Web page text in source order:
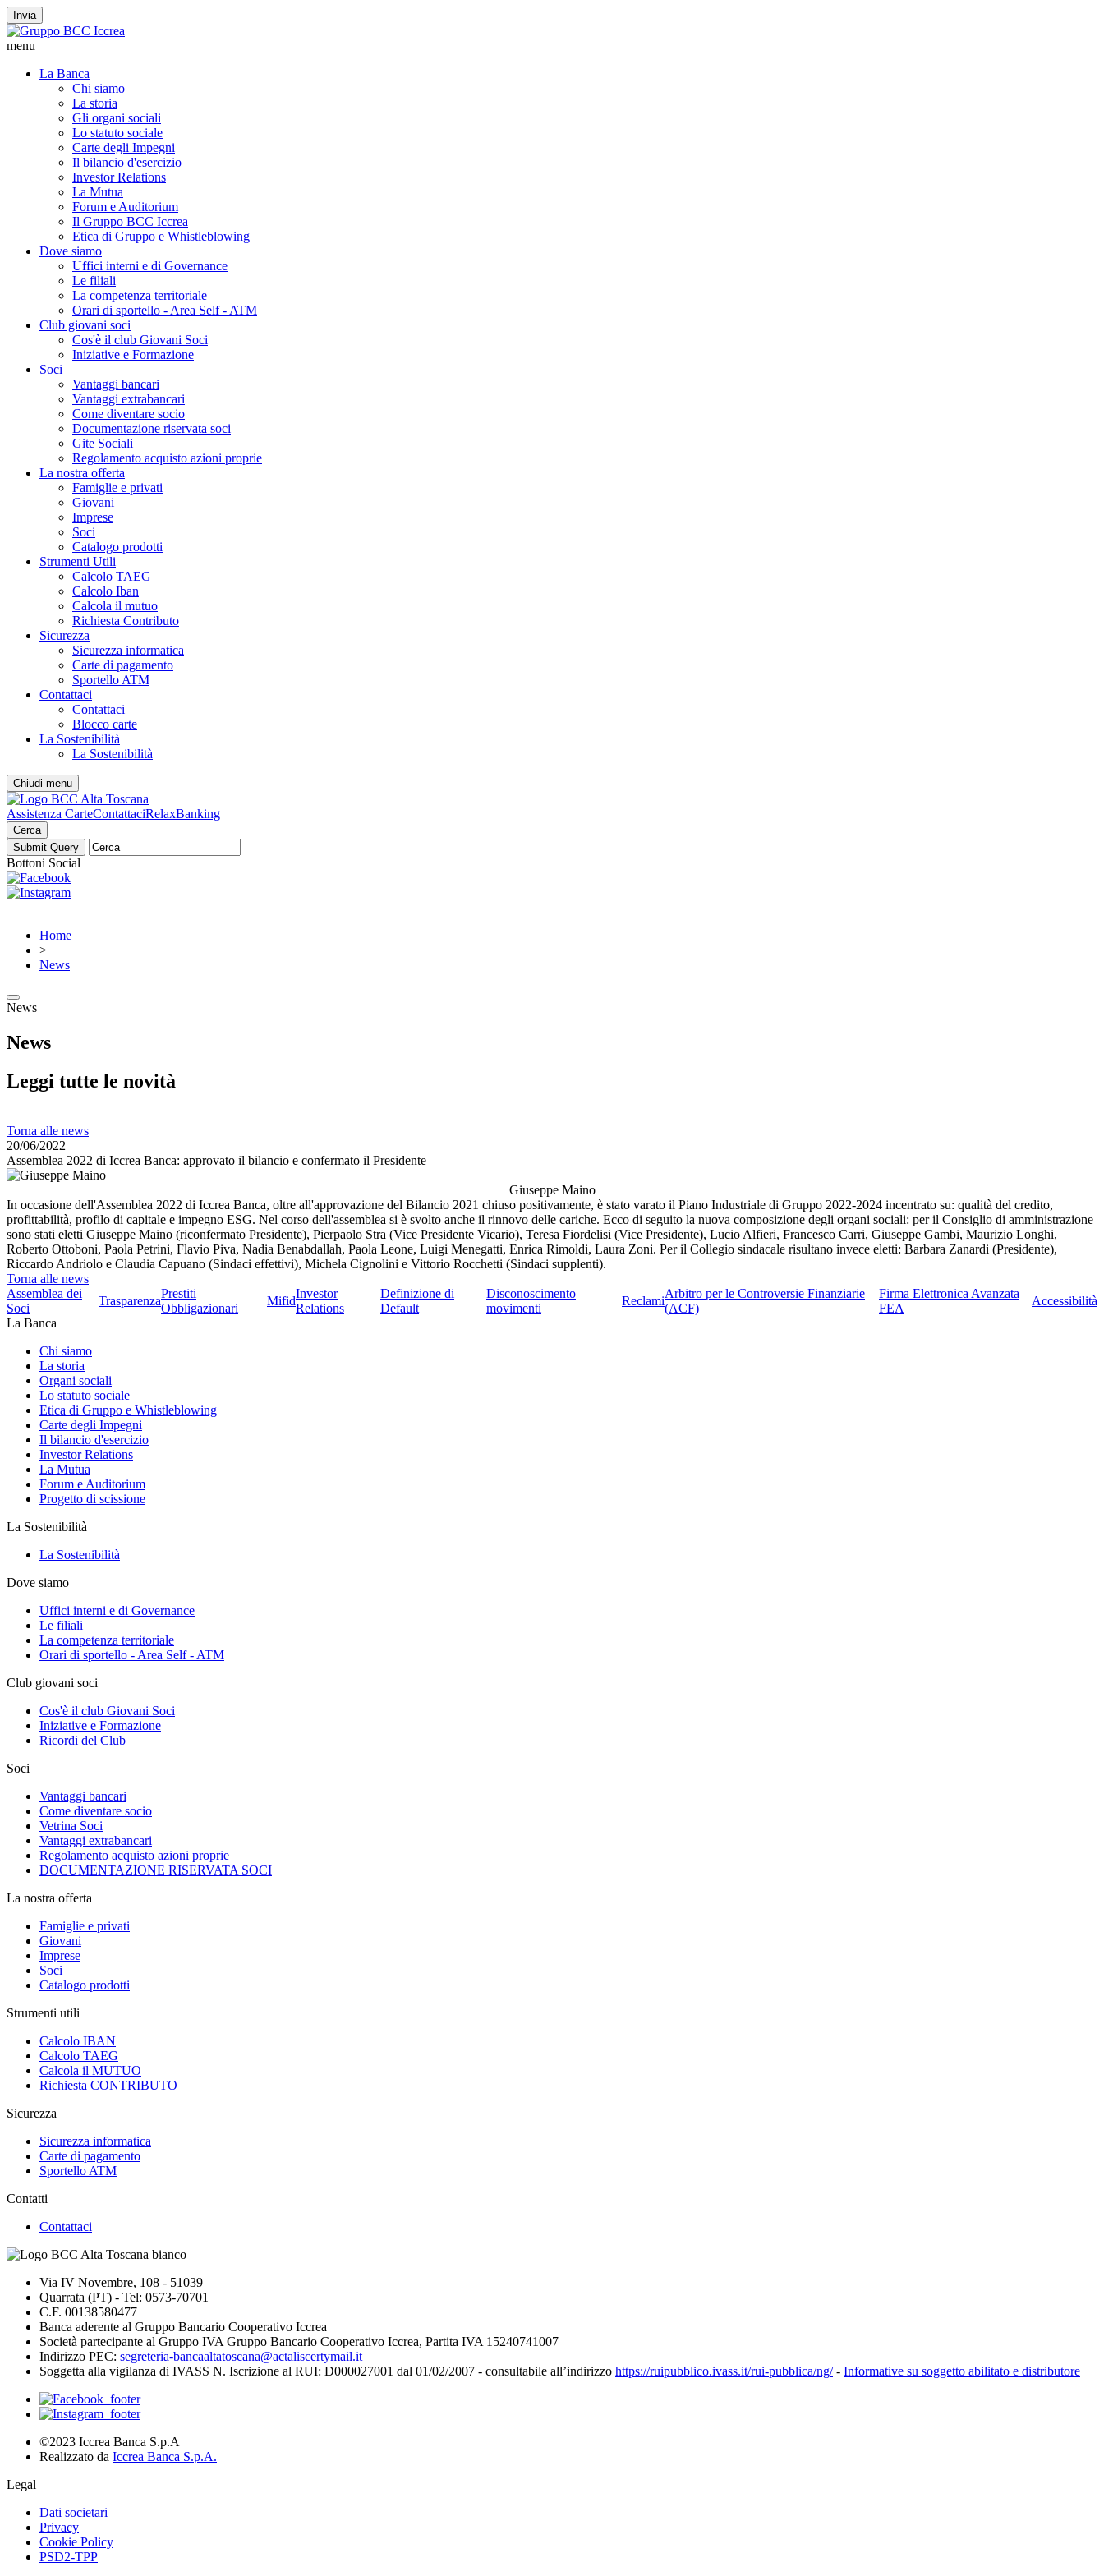
Invia
menu
La Banca
Chi siamo
La storia
Gli organi sociali
Lo statuto sociale
Carte degli Impegni
Il bilancio d'esercizio
Investor Relations
La Mutua
Forum e Auditorium
Il Gruppo BCC Iccrea
Etica di Gruppo e Whistleblowing
Dove siamo
Uffici interni e di Governance
Le filiali
La competenza territoriale
Orari di sportello - Area Self - ATM
Club giovani soci
Cos'è il club Giovani Soci
Iniziative e Formazione
Soci
Vantaggi bancari
Vantaggi extrabancari
Come diventare socio
Documentazione riservata soci
Gite Sociali
Regolamento acquisto azioni proprie
La nostra offerta
Famiglie e privati
Giovani
Imprese
Soci
Catalogo prodotti
Strumenti Utili
Calcolo TAEG
Calcolo Iban
Calcola il mutuo
Richiesta Contributo
Sicurezza
Sicurezza informatica
Carte di pagamento
Sportello ATM
Contattaci
Contattaci
Blocco carte
La Sostenibilità
La Sostenibilità
Chiudi menu
Assistenza CarteContattaciRelaxBanking
Cerca
Bottoni Social
Home
>
News
News
News
Leggi tutte le novità
Torna alle news
20/06/2022
Assemblea 2022 di Iccrea Banca: approvato il bilancio e confermato il Presidente
Giuseppe Maino
In occasione dell'Assemblea 2022 di Iccrea Banca, oltre all'approvazione del Bilancio 2021 chiuso positivamente, è stato varato il Piano Industriale di Gruppo 2022-2024 incentrato su: qualità del credito,
profittabilità, profilo di capitale e impegno ESG. Nel corso dell'assemblea si è svolto anche il rinnovo delle cariche. Ecco di seguito la nuova composizione degli organi sociali: per il Consiglio di amministrazione
sono stati eletti Giuseppe Maino (riconfermato Presidente), Pierpaolo Stra (Vice Presidente Vicario), Teresa Fiordelisi (Vice Presidente), Lucio Alfieri, Francesco Carri, Giuseppe Gambi, Maurizio Longhi,
Roberto Ottoboni, Paola Petrini, Flavio Piva, Nadia Benabdallah, Paola Leone, Luigi Menegatti, Enrica Rimoldi, Laura Zoni. Per il Collegio sindacale risultano invece eletti: Barbara Zanardi (Presidente),
Riccardo Andriolo e Claudia Capuano (Sindaci effettivi), Michela Cignolini e Vittorio Rocchetti (Sindaci supplenti).
Torna alle news
Assemblea dei
Soci
Trasparenza
Prestiti
Obbligazionari
Mifid
Investor
Relations
Definizione di
Default
Disconoscimento
movimenti
Reclami
Arbitro per le Controversie Finanziarie
(ACF)
Firma Elettronica Avanzata
FEA
Accessibilità
La Banca
Chi siamo
La storia
Organi sociali
Lo statuto sociale
Etica di Gruppo e Whistleblowing
Carte degli Impegni
Il bilancio d'esercizio
Investor Relations
La Mutua
Forum e Auditorium
Progetto di scissione
La Sostenibilità
La Sostenibilità
Dove siamo
Uffici interni e di Governance
Le filiali
La competenza territoriale
Orari di sportello - Area Self - ATM
Club giovani soci
Cos'è il club Giovani Soci
Iniziative e Formazione
Ricordi del Club
Soci
Vantaggi bancari
Come diventare socio
Vetrina Soci
Vantaggi extrabancari
Regolamento acquisto azioni proprie
DOCUMENTAZIONE RISERVATA SOCI
La nostra offerta
Famiglie e privati
Giovani
Imprese
Soci
Catalogo prodotti
Strumenti utili
Calcolo IBAN
Calcolo TAEG
Calcola il MUTUO
Richiesta CONTRIBUTO
Sicurezza
Sicurezza informatica
Carte di pagamento
Sportello ATM
Contatti
Contattaci
Via IV Novembre, 108 - 51039
Quarrata (PT) - Tel: 0573-70701
C.F. 00138580477
Banca aderente al Gruppo Bancario Cooperativo Iccrea
Società partecipante al Gruppo IVA Gruppo Bancario Cooperativo Iccrea, Partita IVA 15240741007
Indirizzo PEC: segreteria-bancaaltatoscana@actaliscertymail.it
Soggetta alla vigilanza di IVASS N. Iscrizione al RUI: D000027001 dal 01/02/2007 - consultabile all’indirizzo https://ruipubblico.ivass.it/rui-pubblica/ng/- Informative su soggetto abilitato e distributore
©2023 Iccrea Banca S.p.A
Realizzato da Iccrea Banca S.p.A.
Legal
Dati societari
Privacy
Cookie Policy
PSD2-TPP